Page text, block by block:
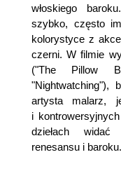
włoskiego
szybko, często
kolorystyce z
czerni. W filmie
("The Pillow
"Nightwatching"),
artysta malarz,
i
dziełach
renesansu i baroku.